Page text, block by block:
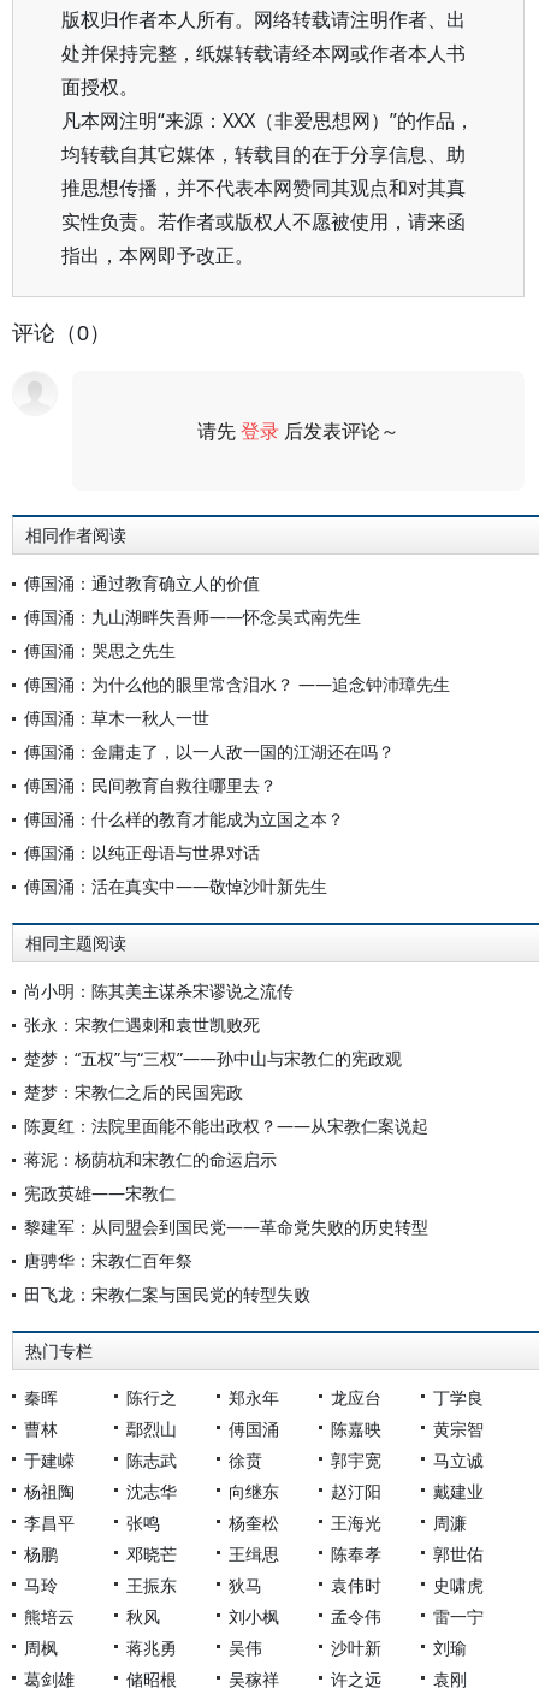
版权归作者本人所有。网络转载请注明作者、出
处并保持完整，纸媒转载请经本网或作者本人书
面授权。
凡本网注明“来源：XXX（非爱思想网）”的作品，
均转载自其它媒体，转载目的在于分享信息、助
推思想传播，并不代表本网赞同其观点和对其真
实性负责。若作者或版权人不愿被使用，请来函
指出，本网即予改正。
评论（0）
请先登录 后发表评论～
相同作者阅读
傅国涌：通过教育确立人的价值
傅国涌：九山湖畔失吾师——怀念吴式南先生
傅国涌：哭思之先生
傅国涌：为什么他的眼里常含泪水？ ——追念钟沛璋先生
傅国涌：草木一秋人一世
傅国涌：金庸走了，以一人敌一国的江湖还在吗？
傅国涌：民间教育自救往哪里去？
傅国涌：什么样的教育才能成为立国之本？
傅国涌：以纯正母语与世界对话
傅国涌：活在真实中——敬悼沙叶新先生
相同主题阅读
尚小明：陈其美主谋杀宋谬说之流传
张永：宋教仁遇刺和袁世凯败死
楚梦：“五权”与“三权”——孙中山与宋教仁的宪政观
楚梦：宋教仁之后的民国宪政
陈夏红：法院里面能不能出政权？——从宋教仁案说起
蒋泥：杨荫杭和宋教仁的命运启示
宪政英雄——宋教仁
黎建军：从同盟会到国民党——革命党失败的历史转型
唐骋华：宋教仁百年祭
田飞龙：宋教仁案与国民党的转型失败
热门专栏
秦晖 陈行之 郑永年 龙应台
丁学良
曹林
鄢烈山 傅国涌 陈嘉映
黄宗智
于建嵘
陈志武 徐贲 郭宇宽
马立诚
杨祖陶
沈志华 向继东 赵汀阳
戴建业
李昌平
张鸣 杨奎松 王海光
周濂
杨鹏
邓晓芒 王缉思 陈奉孝
郭世佑
马玲
王振东 狄马 袁伟时
史啸虎
熊培云
秋风 刘小枫 孟令伟
雷一宁
周枫
蒋兆勇 吴伟 沙叶新
刘瑜
葛剑雄
储昭根 吴稼祥 许之远
袁刚